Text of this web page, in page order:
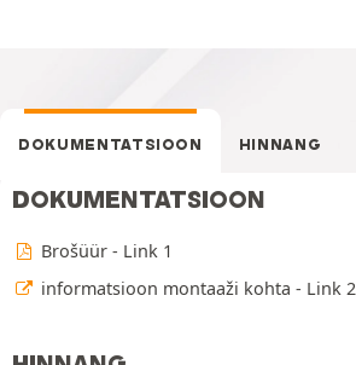
DOKUMENTATSIOON HINNANG
DOKUMENTATSIOON
Brošüür - Link 1
informatsioon montaaži kohta - Link 2